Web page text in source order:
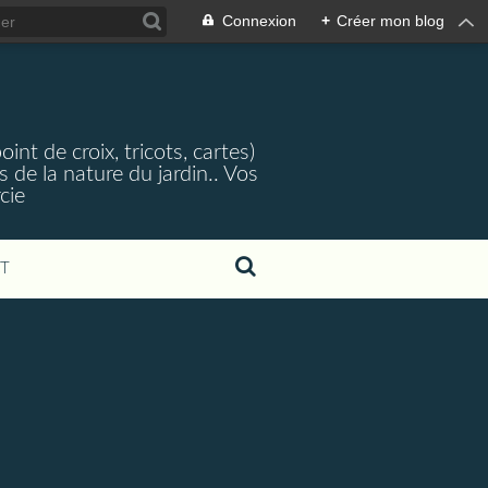
Connexion + Créer mon blog
de croix, tricots, cartes)
de la nature du jardin.. Vos